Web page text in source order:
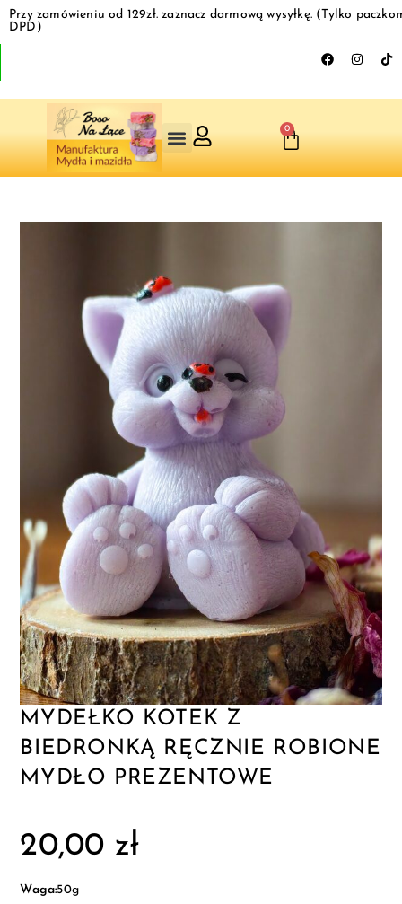
Przy zamówieniu od 129zł. zaznacz darmową wysyłkę. (Tylko
DPD)
0
MYDEŁKO KOTEK Z
BIEDRONKĄ RĘCZNIE ROBIONE
MYDŁO PREZENTOWE
20,00 zł
Waga:50g